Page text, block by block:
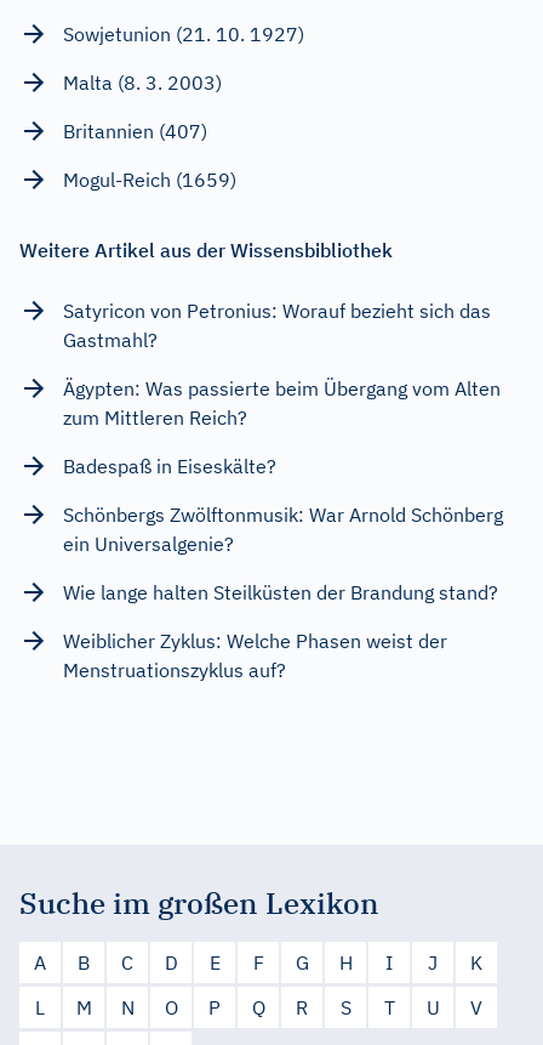
Sowjetunion (21. 10. 1927)
Malta (8. 3. 2003)
Britannien (407)
Mogul-Reich (1659)
Weitere Artikel aus der Wissensbibliothek
Satyricon von Petronius: Worauf bezieht sich das
Gastmahl?
Ägypten: Was passierte beim Übergang vom Alten
zum Mittleren Reich?
Badespaß in Eiseskälte?
Schönbergs Zwölftonmusik: War Arnold Schönberg
ein Universalgenie?
Wie lange halten Steilküsten der Brandung stand?
Weiblicher Zyklus: Welche Phasen weist der
Menstruationszyklus auf?
Suche im großen Lexikon
A B C D E F G H I J
K
L
M N O P Q R S T U
V